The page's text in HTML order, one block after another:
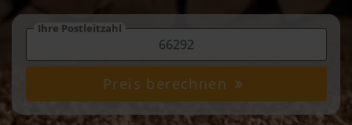
Ihre Postleitzahl
Preis berechnen